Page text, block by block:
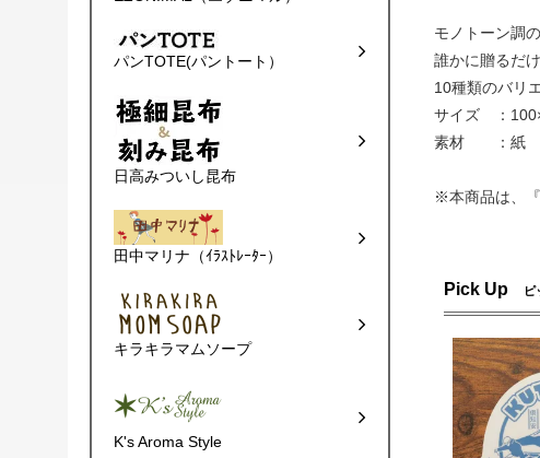
モノトーン調
誰かに贈るだ
10種類のバリ
サイズ ：
素材 ：紙
※本商品は、
Pick Up ピ
パンTOTE(パントート）
日高みついし昆布
田中マリナ（ｲﾗｽﾄﾚｰﾀｰ）
キラキラマムソープ
K's Aroma Style